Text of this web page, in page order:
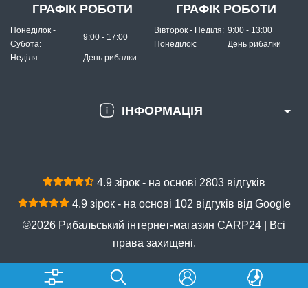
ІНФОРМАЦІЯ
ГРАФІК РОБОТИ
Понеділок -
Субота:
9:00 - 17:00
Неділя: День рибалки
ГРАФІК РОБОТИ
Вівторок - Неділя: 9:00 - 13:00
Понеділок:
День рибалки
4.9 зірок - на основі 2803 відгуків
4.9 зірок - на основі 102 відгуків від Google
©2026 Рибальський інтернет-магазин CARP24 | Всі
права захищені.